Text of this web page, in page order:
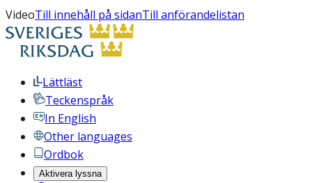
VideoTill innehåll på sidanTill anförandelistan
Lättläst
Teckenspråk
In English
Other languages
Ordbok
Aktivera lyssna